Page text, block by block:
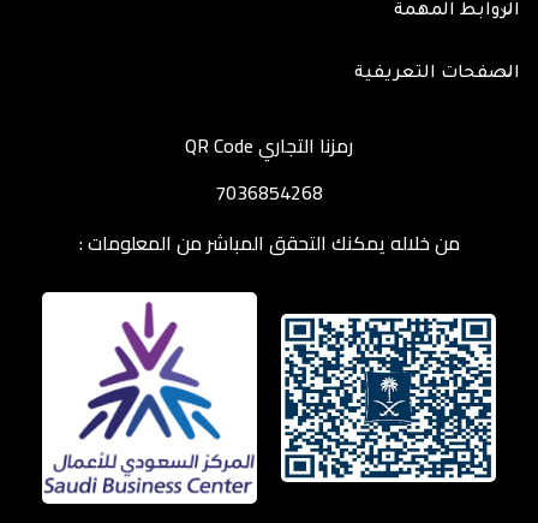
الروابط المهمة
الصفحات التعريفية
رمزنا التجاري QR Code
7036854268
من خلاله يمكنك التحقق المباشر من المعلومات :